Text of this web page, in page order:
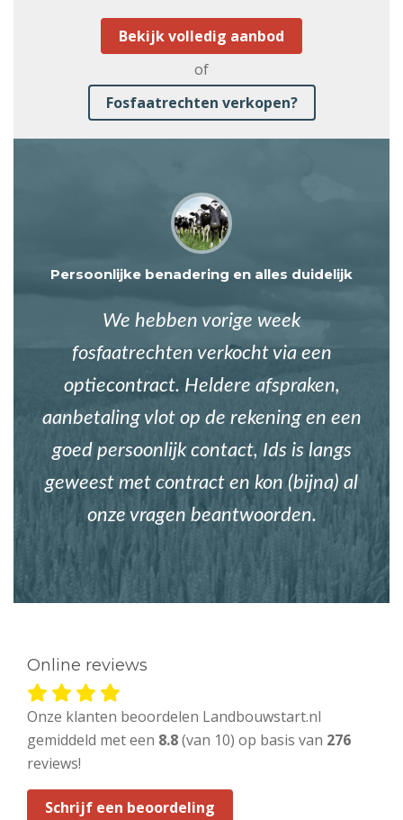
Bekijk volledig aanbod
of
Fosfaatrechten verkopen?
Persoonlijke benadering en alles duidelijk
We hebben vorige week
fosfaatrechten verkocht via een
optiecontract. Heldere afspraken,
aanbetaling vlot op de rekening en een
goed persoonlijk contact, Ids is langs
geweest met contract en kon (bijna) al
onze vragen beantwoorden.
Online reviews
Onze klanten beoordelen Landbouwstart.nl
gemiddeld met een 8.8(van 10) op basis van 276
reviews!
Schrijf een beoordeling